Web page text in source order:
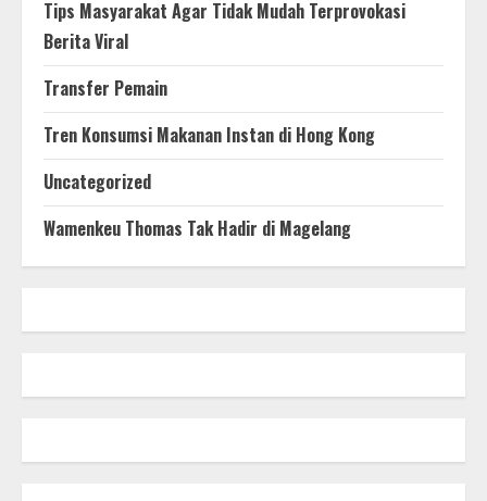
Tips Masyarakat Agar Tidak Mudah Terprovokasi
Berita Viral
Transfer Pemain
Tren Konsumsi Makanan Instan di Hong Kong
Uncategorized
Wamenkeu Thomas Tak Hadir di Magelang